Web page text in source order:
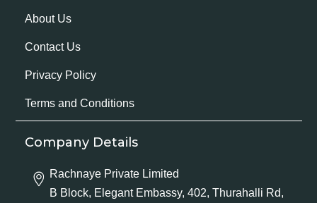
About Us
Contact Us
Privacy Policy
Terms and Conditions
Company Details
Rachnaye Private Limited
B Block, Elegant Embassy, 402, Thurahalli Rd,